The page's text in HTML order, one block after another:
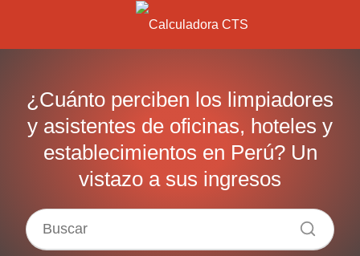
¿Cuánto perciben los limpiadores
y asistentes de oficinas, hoteles y
establecimientos en Perú? Un
vistazo a sus ingresos